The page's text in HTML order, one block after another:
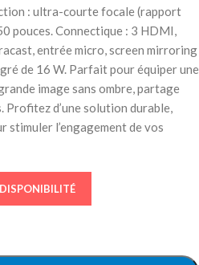
: ultra-courte focale (rapport
pouces. Connectique : 3 HDMI,
entrée micro, screen mirroring
de 16 W. Parfait pour équiper une
image sans ombre, partage
Profitez d’une solution durable,
stimuler l’engagement de vos